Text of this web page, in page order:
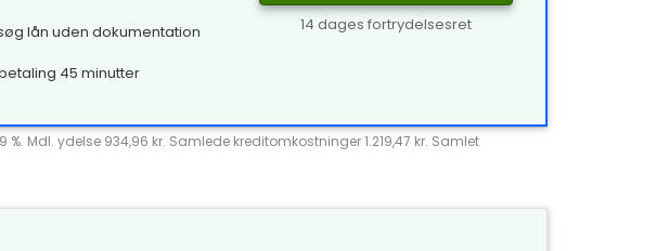
lån uden dokumentation
45 minutter
14 dages fortrydelsesret
%. Mdl. ydelse 934,96 kr. Samlede kreditomkostninger 1.219,47 kr. Samlet